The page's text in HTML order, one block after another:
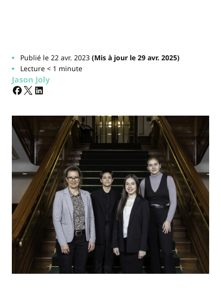
Publié le 22 avr. 2023(Mis à jour le 29 avr. 2025)
Lecture < 1 minute
Jason Joly